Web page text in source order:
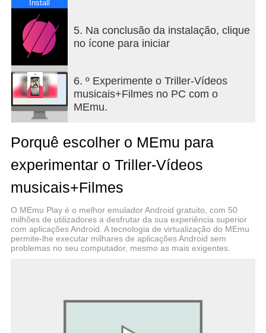
Facebook, Texto, e-mail ou salve no rolo da
câmera
Você faz sua parte, o Triller faz o resto.
***********
Dúvidas? Comentários? Nós adoramos. Escreva
para nós em feedback@triller.co
Install
5. Na conclusão da instalação, clique
no ícone para iniciar
6. º Experimente o Triller-Vídeos
musicais+Filmes no PC com o
MEmu.
Porquê escolher o MEmu para
experimentar o Triller-Vídeos
musicais+Filmes
O MEmu Play é o melhor emulador Android gratuito, com 50
milhões de utilizadores a desfrutar da sua experiência superior
com aplicações Android. A tecnologia de virtualização do MEmu
permite-lhe executar milhares de aplicações Android sem
problemas no seu computador, mesmo as mais exigentes.